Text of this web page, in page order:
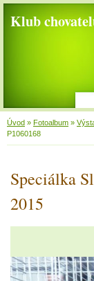
Klub
Úvod » Fotoalbum »
P1060168
Speciálka
2015